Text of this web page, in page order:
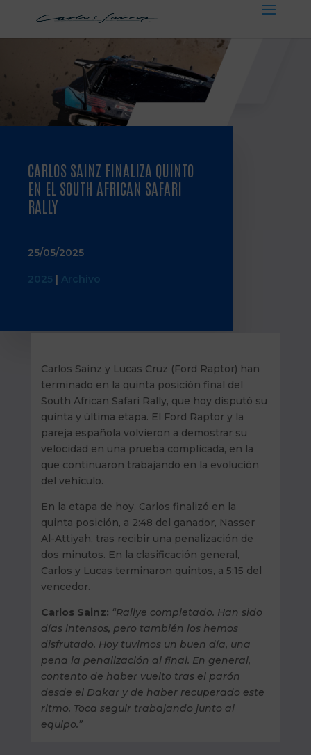
CARLOS SAINZ FINALIZA QUINTO
EN EL SOUTH AFRICAN SAFARI
RALLY
25/05/2025
2025 | Archivo
Carlos Sainz y Lucas Cruz (Ford Raptor) han
terminado en la quinta posición final del
South African Safari Rally, que hoy disputó su
quinta y última etapa. El Ford Raptor y la
pareja española volvieron a demostrar su
velocidad en una prueba complicada, en la
que continuaron trabajando en la evolución
del vehículo.
En la etapa de hoy, Carlos finalizó en la
quinta posición, a 2:48 del ganador, Nasser
Al-Attiyah, tras recibir una penalización de
dos minutos. En la clasificación general,
Carlos y Lucas terminaron quintos, a 5:15 del
vencedor.
Carlos Sainz: “Rallye completado. Han sido
días intensos, pero también los hemos
disfrutado. Hoy tuvimos un buen día, una
pena la penalización al final. En general,
contento de haber vuelto tras el parón
desde el Dakar y de haber recuperado este
ritmo. Toca seguir trabajando junto al
equipo.”